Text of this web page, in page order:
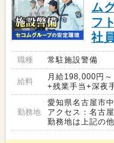
ム
フ
社
職種 常駐施設警備
給料
月給198,000円
+残業手当+深夜
勤務地
愛知県名古屋市
アクセス：名古
勤務地は上記の